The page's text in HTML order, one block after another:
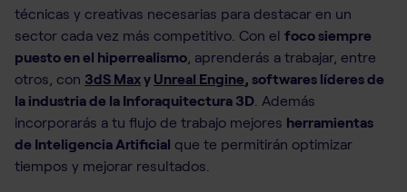
técnicas y creativas necesarias para destacar en un
sector cada vez más competitivo. Con el foco siempre
puesto en el hiperrealismo , aprenderás a trabajar, entre
otros, con 3dS Maxy Unreal Engine, softwares líderes de
la industria de la Inforaquitectura 3D . Además
incorporarás a tu flujo de trabajo mejores herramientas
de Inteligencia Artificial que te permitirán optimizar
tiempos y mejorar resultados.